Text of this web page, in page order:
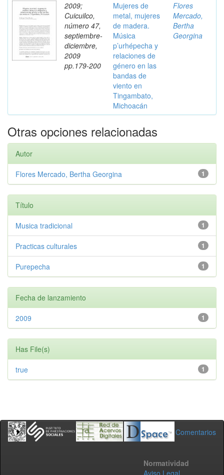
2009;
Cuicuilco,
número 47,
septiembre-
diciembre,
2009
pp.179-200
Mujeres de
metal, mujeres
de madera.
Música
p’urhépecha y
relaciones de
género en las
bandas de
viento en
Tingambato,
Michoacán
Flores
Mercado,
Bertha
Georgina
Otras opciones relacionadas
Autor
1
Flores Mercado, Bertha Georgina
Título
1
Musica tradicional
1
Practicas culturales
1
Purepecha
Fecha de lanzamiento
1
2009
Has File(s)
1
true
Comentarios
Normatividad
Aviso Legal